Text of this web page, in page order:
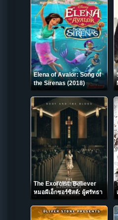
Elena of Avalor: Song of
the Sirenas (2018)
The Exorcist: Believer
หมอผีเอ็กซอร์ซิสต์: ผู้ศรัทธา
(2023)